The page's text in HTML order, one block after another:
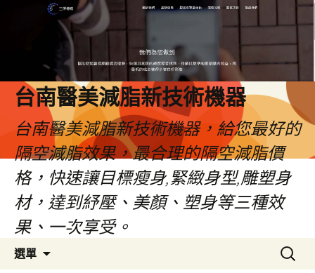
台南醫美減脂新技術機器
台南醫美減脂新技術機器，給您最好的
隔空減脂效果，最合理的隔空減脂價
格，快速讓目標瘦身,緊緻身型,雕塑身
材，達到紓壓、美顏、塑身等三種效
果、一次享受。
選單
搜
尋